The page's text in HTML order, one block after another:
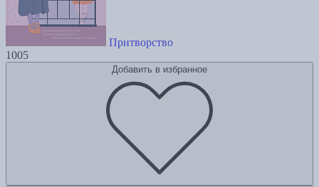
Притворство
1005
Добавить в избранное